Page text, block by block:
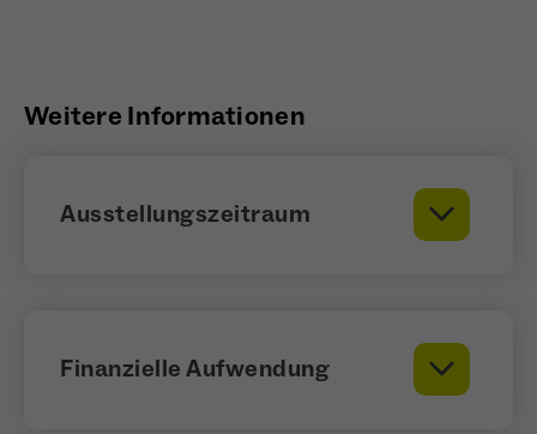
Weitere Informationen
Ausstellungszeitraum
Finanzielle Aufwendung